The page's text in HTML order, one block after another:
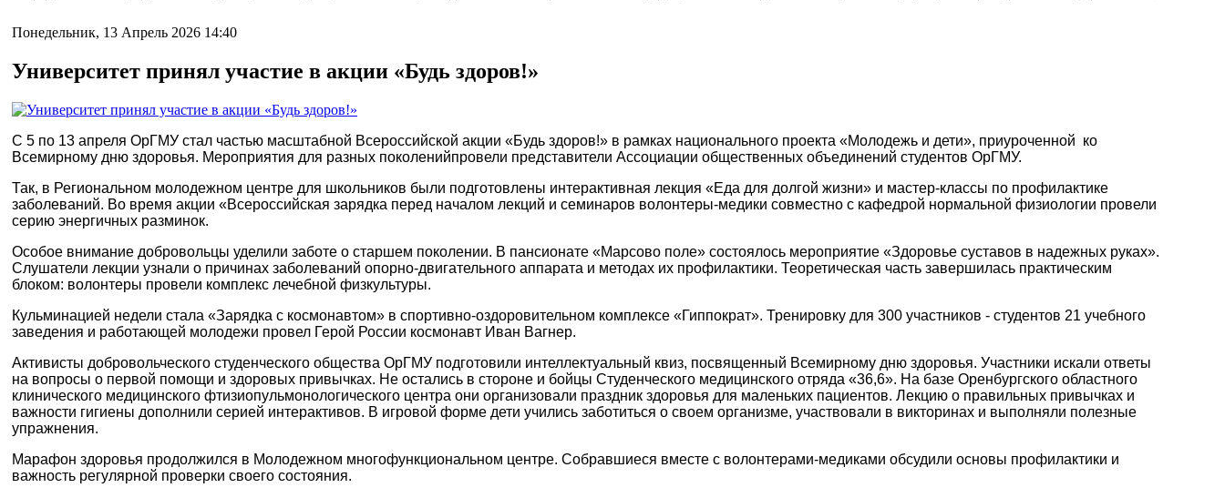
Понедельник, 13 Апрель 2026 14:40
Университет принял участие в акции «Будь здоров!»
С 5 по 13 апреля ОрГМУ стал частью масштабной Всероссийской акции «Будь здоров!» в рамках национального проекта «Молодежь и дети», приуроченной ко
Всемирному дню здоровья. Мероприятия для разных поколенийпровели представители Ассоциации общественных объединений студентов ОрГМУ.
Так, в Региональном молодежном центре для школьников были подготовлены интерактивная лекция «Еда для долгой жизни» и мастер-классы по профилактике
заболеваний. Во время акции «Всероссийская зарядка перед началом лекций и семинаров волонтеры-медики совместно с кафедрой нормальной физиологии провели
серию энергичных разминок.
Особое внимание добровольцы уделили заботе о старшем поколении. В пансионате «Марсово поле» состоялось мероприятие «Здоровье суставов в надежных руках».
Слушатели лекции узнали о причинах заболеваний опорно-двигательного аппарата и методах их профилактики. Теоретическая часть завершилась практическим
блоком: волонтеры провели комплекс лечебной физкультуры.
Кульминацией недели стала «Зарядка с космонавтом» в спортивно-оздоровительном комплексе «Гиппократ». Тренировку для 300 участников - студентов 21 учебного
заведения и работающей молодежи провел Герой России космонавт Иван Вагнер.
Активисты добровольческого студенческого общества ОрГМУ подготовили интеллектуальный квиз, посвященный Всемирному дню здоровья. Участники искали ответы
на вопросы о первой помощи и здоровых привычках. Не остались в стороне и бойцы Студенческого медицинского отряда «36,6». На базе Оренбургского областного
клинического медицинского фтизиопульмонологического центра они организовали праздник здоровья для маленьких пациентов. Лекцию о правильных привычках и
важности гигиены дополнили серией интерактивов. В игровой форме дети учились заботиться о своем организме, участвовали в викторинах и выполняли полезные
упражнения.
Марафон здоровья продолжился в Молодежном многофункциональном центре. Собравшиеся вместе с волонтерами-медиками обсудили основы профилактики и
важность регулярной проверки своего состояния.